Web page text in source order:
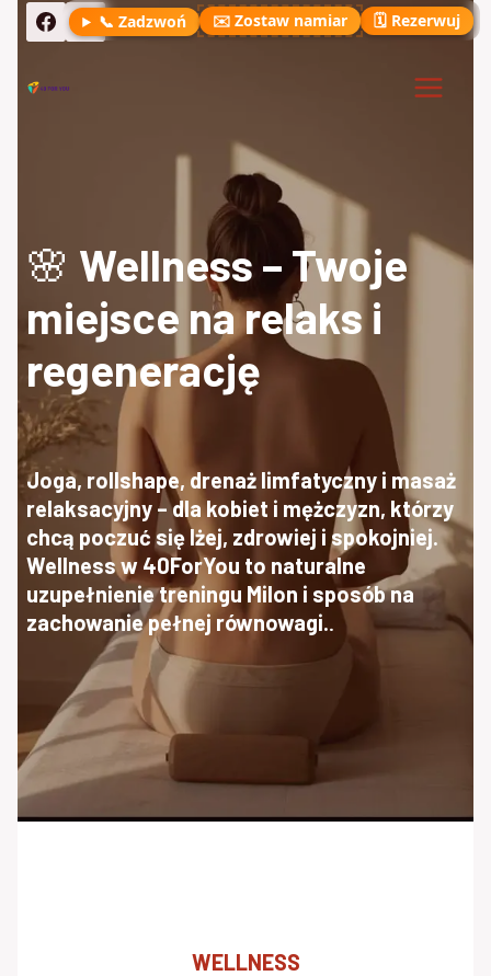
📞 Zadzwoń ✉️ Zostaw namiar 🗓️ Rezerwuj
Przejdź
do
treści
🌸 Wellness – Twoje
miejsce na relaks i
regenerację
Joga, rollshape, drenaż limfatyczny i masaż
relaksacyjny – dla kobiet i mężczyzn, którzy
chcą poczuć się lżej, zdrowiej i spokojniej.
Wellness w 40ForYou to naturalne
uzupełnienie treningu Milon i sposób na
zachowanie pełnej równowagi..
WELLNESS